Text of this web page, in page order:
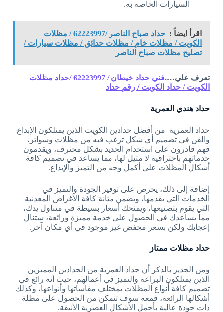
السيارات الخاصة به.
اقرأ ايضاً :
حداد صباح الناصر /62223997 / مظلات
الكويت / مظلات خام / مظلات حدائق / مظلات سيارات /
تصليح مظلات صباح الناصر
تعرف علي….
فني حداد خيطان / 62223997 /حداد مظلات
الكويت / حداد الكويت / رقم حداد
حداد هندي العمرية
حداد العمرية من أفضل حدادين الكويت الذين يمتلكون الإبداع
والفن في تصميم أي شكل ترغب فيه من مظلات وسواتر،
فهم قادرون على استخدام الحديد بشكل محترف، ويقدمون
خدماتهم باحترافية لا مثيل لها، مما يساعد في تصميم كافة
أشكال المظلات على أكمل وجه من التميز والإبداع.
إضافة إلى ذلك، يحرص على توفير الجودة والتميز في
الخدمات التي يقدمها، ويضمن متانة كافة الأغراض المعدنية
التي يقوم بتصنيعها، ويمنحك أسعار بسيطة في متناول يدك،
مما يساعدك في الحصول على خدمة مميزة ورائعة، ستنال
إعجابك ولكن بسعر مخفض غير موجود في أي مكان آخر.
حداد مظلات ممتاز
ومن الجدير بالذكر أن حداد العمرية من الحدادين المميزين
الذين يمتلكون البراعة والتميز في أعمالهم، حيث أنه رائع في
تصميم كافة أنواع المظلات بمختلف مقاساتها وأنواعها، وكذلك
أشكالها الرائعة، فمعه سوف تتمكن من الحصول على مظلة
ذات جودة عالية بأجمل الأشكال العصرية الأنيقة.